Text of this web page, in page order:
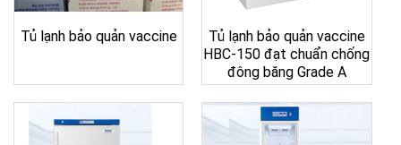
Tủ lạnh bảo quản vaccine
Tủ lạnh bảo quản vaccine
HBC-150 đạt chuẩn chống
đông băng Grade A